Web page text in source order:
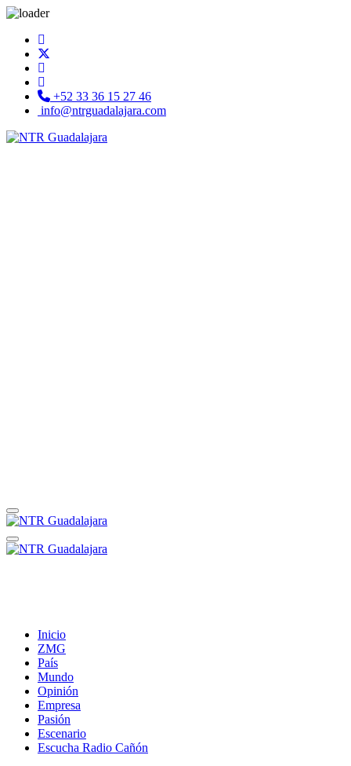
+52 33 36 15 27 46
info@ntrguadalajara.com
Inicio
ZMG
País
Mundo
Opinión
Empresa
Pasión
Escenario
Escucha Radio Cañón